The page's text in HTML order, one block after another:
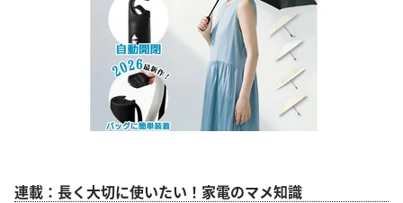
連載：長く大切に使いたい！家電のマメ知識